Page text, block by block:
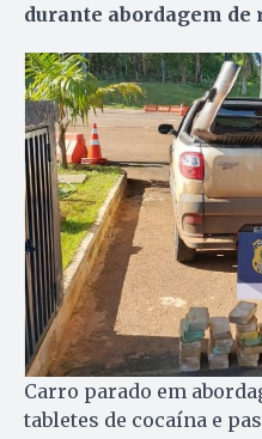
durante abordagem de
Carro parado em
tabletes de cocaína e